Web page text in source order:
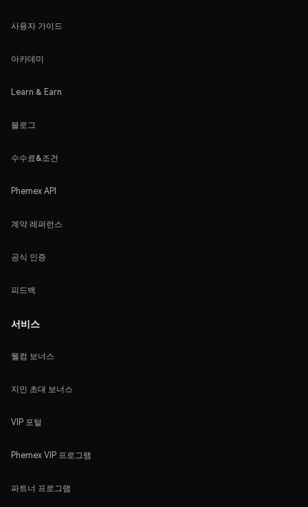
사용자 가이드
아카데미
Learn & Earn
블로그
수수료&조건
Phemex API
계약 레퍼런스
공식 인증
피드백
서비스
웰컴 보너스
지인 초대 보너스
VIP 포털
Phemex VIP 프로그램
파트너 프로그램